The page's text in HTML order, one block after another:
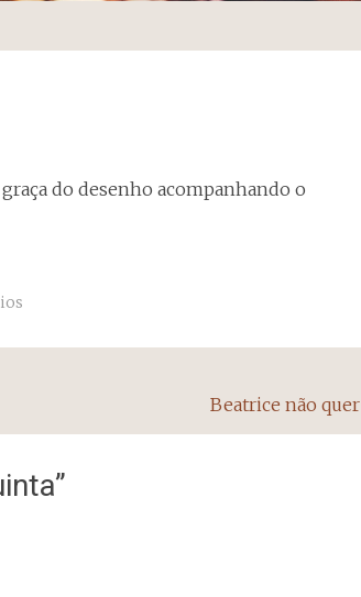
do desenho acompanhando o
Beatrice não quer
”